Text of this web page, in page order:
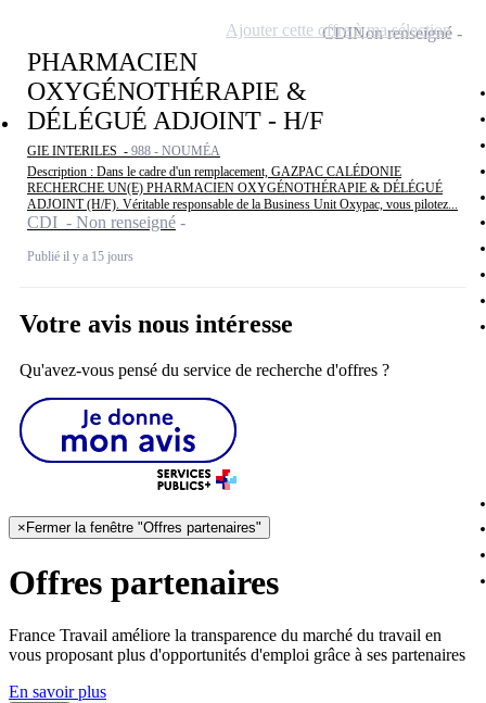
PHARMACIEN
OXYGÉNOTHÉRAPIE &
DÉLÉGUÉ ADJOINT - H/F
GIE INTERILES - 988 - NOUMÉA
Description : Dans le cadre d'un remplacement, GAZPAC CALÉDONIE
RECHERCHE UN(E) PHARMACIEN OXYGÉNOTHÉRAPIE & DÉLÉGUÉ
ADJOINT (H/F). Véritable responsable de la Business Unit Oxypac, vous pilotez...
CDI - Non renseigné
Publié il y a 15 jours
CDINon renseigné
Ajouter cette offre à ma sélection
Votre avis nous intéresse
Qu'avez-vous pensé du service de recherche d'offres ?
× Fermer la fenêtre "Offres partenaires"
Offres partenaires
France Travail améliore la transparence du marché du travail en
vous proposant plus d'opportunités d'emploi grâce à ses partenaires
En savoir plus